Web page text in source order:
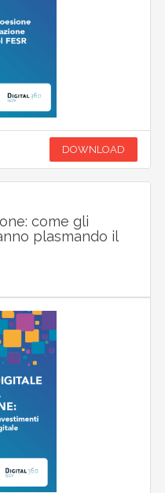
DOWNLOAD
come gli
plasmando il